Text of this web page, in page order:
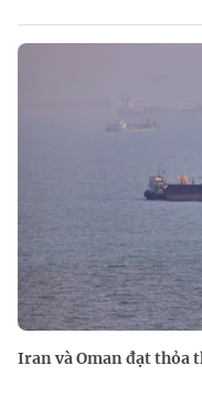
Iran và Oman đạt thỏa